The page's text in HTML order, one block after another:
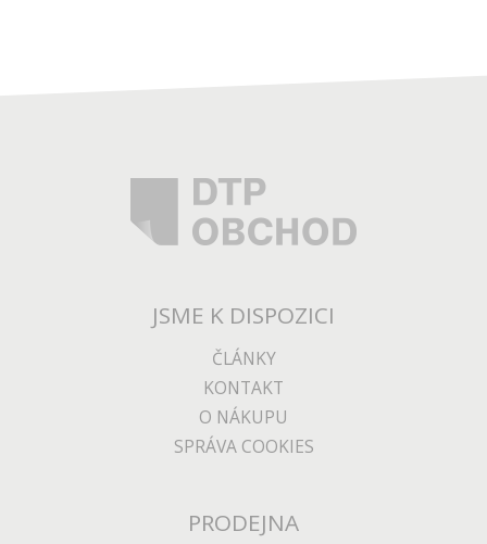
JSME K DISPOZICI
ČLÁNKY
KONTAKT
O NÁKUPU
SPRÁVA COOKIES
PRODEJNA